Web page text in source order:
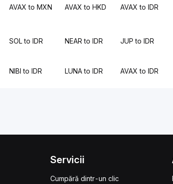
AVAX to MXN AVAX to HKD AVAX to IDR
SOL to IDR NEAR to IDR JUP to IDR
NIBI to IDR LUNA to IDR AVAX to IDR
Servicii
Cumpără dintr-un clic